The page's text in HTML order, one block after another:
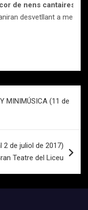
cor de nens cantaires del
desvetllant a
MINIMÚSICA (11 de
2 de juliol de 2017)
Teatre del Liceu